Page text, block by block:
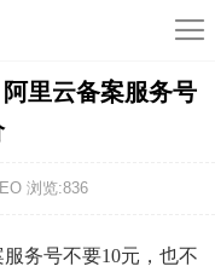
里云备案服务号
浏览:836
务号不要10元，也不